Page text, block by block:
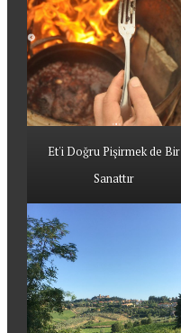
Et'i Doğru Pişirmek de Bir
Sanattır